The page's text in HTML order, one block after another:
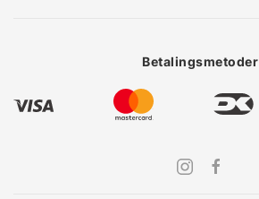
Betalingsmetoder